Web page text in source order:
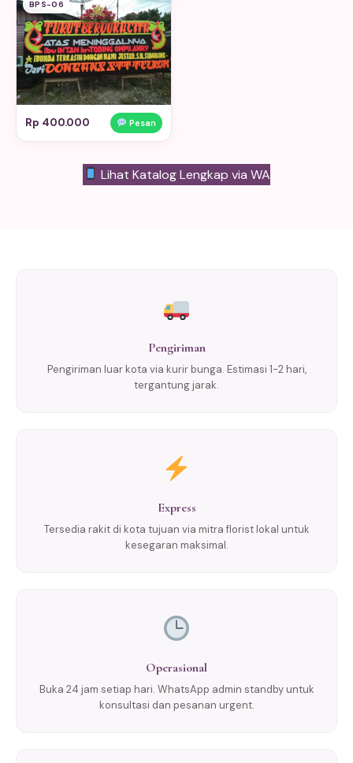
BPS-06
Rp 400.000 Pesan
Lihat Katalog Lengkap via WA
Pengiriman
Pengiriman luar kota via kurir bunga. Estimasi 1-2 hari,
tergantung jarak.
Express
Tersedia rakit di kota tujuan via mitra florist lokal untuk
kesegaran maksimal.
Operasional
Buka 24 jam setiap hari. WhatsApp admin standby untuk
konsultasi dan pesanan urgent.